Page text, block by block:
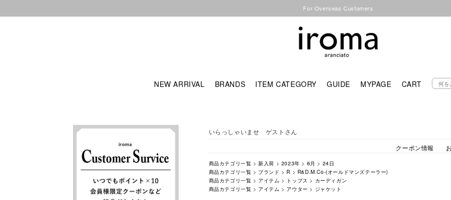
For Overseas Customers
NEW ARRIVAL BRANDS ITEM CATEGORY GUIDE MYPAGE CART
いらっしゃいませ ゲストさん
クーポン情報
商品カテゴリ一覧 >新入荷 > 2023年 > 6月 > 24日
商品カテゴリ一覧 > ブランド > R > R&D.M.Co-(オールドマンズテーラー)
商品カテゴリ一覧 > アイテム > トップス > カーディガン
商品カテゴリ一覧 > アイテム > アウター > ジャケット